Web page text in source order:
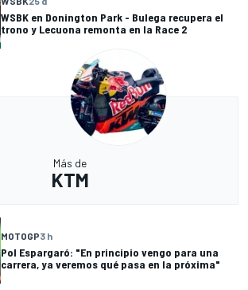
WSBK en Donington Park - Bulega recupera el
trono y Lecuona remonta en la Race 2
Más de
KTM
MOTOGP3 h
Pol Espargaró: "En principio vengo para una
carrera, ya veremos qué pasa en la próxima"